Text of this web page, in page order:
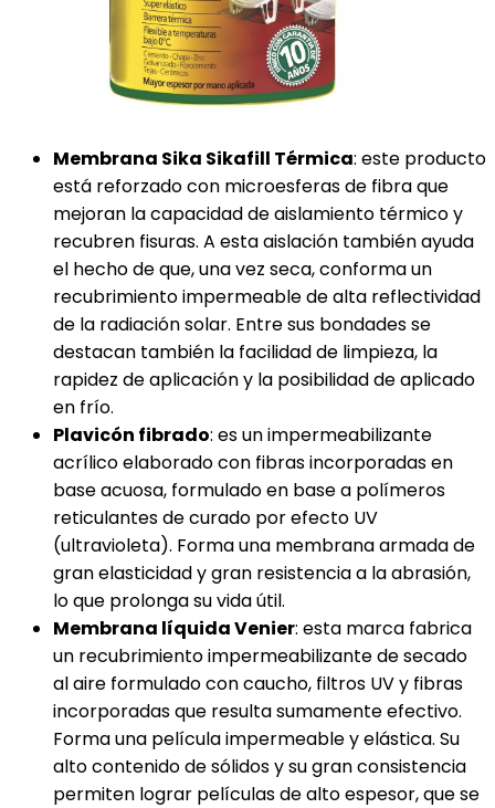
Membrana Sika Sikafill Térmica: este producto
está reforzado con microesferas de fibra que
mejoran la capacidad de aislamiento térmico y
recubren fisuras. A esta aislación también ayuda
el hecho de que, una vez seca, conforma un
recubrimiento impermeable de alta reflectividad
de la radiación solar. Entre sus bondades se
destacan también la facilidad de limpieza, la
rapidez de aplicación y la posibilidad de aplicado
en frío.
Plavicón fibrado: es un impermeabilizante
acrílico elaborado con fibras incorporadas en
base acuosa, formulado en base a polímeros
reticulantes de curado por efecto UV
(ultravioleta). Forma una membrana armada de
gran elasticidad y gran resistencia a la abrasión,
lo que prolonga su vida útil.
Membrana líquida Venier: esta marca fabrica
un recubrimiento impermeabilizante de secado
al aire formulado con caucho, filtros UV y fibras
incorporadas que resulta sumamente efectivo.
Forma una película impermeable y elástica. Su
alto contenido de sólidos y su gran consistencia
permiten lograr películas de alto espesor, que se